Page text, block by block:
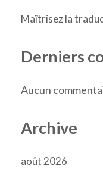
Maîtrisez la
Derniers
Aucun
Archive
août 2026